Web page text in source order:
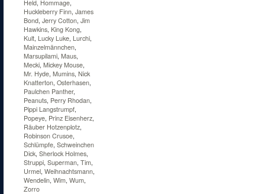
Held, Hommage,
Huckleberry Finn, James
Bond, Jerry Cotton, Jim
Hawkins, King Kong,
Kult, Lucky Luke, Lurchi,
Mainzelmännchen,
Marsupilami, Maus,
Mecki, Mickey Mouse,
Mr. Hyde, Mumins, Nick
Knatterton, Osterhasen,
Paulchen Panther,
Peanuts, Perry Rhodan,
Pippi Langstrumpf,
Popeye, Prinz Eisenherz,
Räuber Hotzenplotz,
Robinson Crusoe,
Schlümpfe, Schweinchen
Dick, Sherlock Holmes,
Struppi, Superman, Tim,
Urmel, Weihnachtsmann,
Wendelin, Wim, Wum,
Zorro